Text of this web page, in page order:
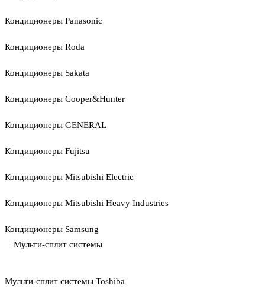
Кондиционеры Panasonic
Кондиционеры Roda
Кондиционеры Sakata
Кондиционеры Cooper&Hunter
Кондиционеры GENERAL
Кондиционеры Fujitsu
Кондиционеры Mitsubishi Electric
Кондиционеры Mitsubishi Heavy Industries
Кондиционеры Samsung
Мульти-сплит системы
Мульти-сплит системы Toshiba